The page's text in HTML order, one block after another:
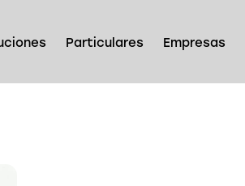
Particulares Empresas